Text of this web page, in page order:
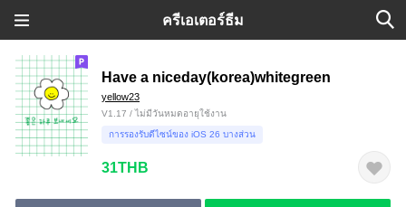
ครีเอเตอร์ธีม
Have a niceday(korea)whitegreen
yellow23
V1.17 / ไม่มีวันหมดอายุใช้งาน
การรองรับดีไซน์ของ iOS 26 บางส่วน
31THB